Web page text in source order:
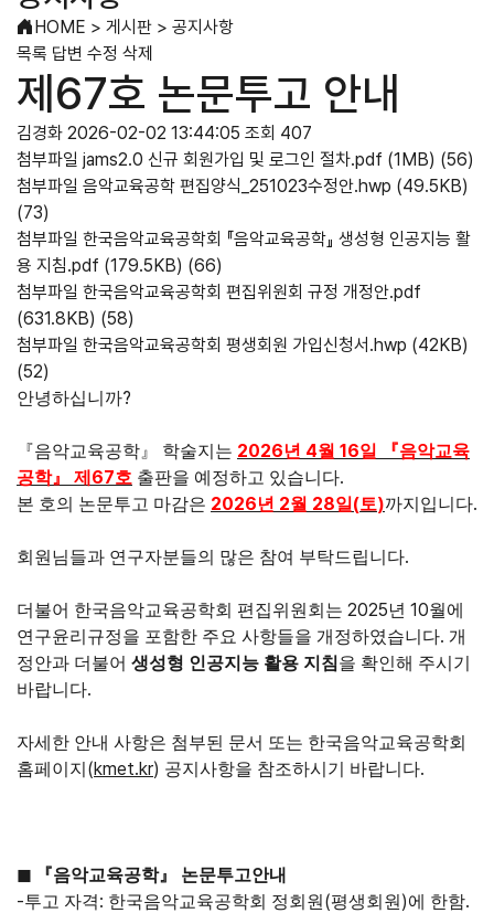
HOME > 게시판 > 공지사항
목록 답변 수정 삭제
제67호 논문투고 안내
김경화 2026-02-02 13:44:05 조회 407
첨부파일 jams2.0 신규 회원가입 및 로그인 절차.pdf (1MB) (56)
첨부파일 음악교육공학 편집양식_251023수정안.hwp (49.5KB)
(73)
첨부파일 한국음악교육공학회 『음악교육공학』 생성형 인공지능 활
용 지침.pdf (179.5KB) (66)
첨부파일 한국음악교육공학회 편집위원회 규정 개정안.pdf
(631.8KB) (58)
첨부파일 한국음악교육공학회 평생회원 가입신청서.hwp (42KB)
(52)
안녕하십니까?
『음악교육공학 』 학술지는 2026년 4월 16일 『음악교육
공학』 제 67호 출판을 예정하고 있습니다.
본 호의 논문투고 마감은 2026년 2월 28일 (토)까지입니다.
회원님들과 연구자분들의 많은 참여 부탁드립니다.
더불어 한국음악교육공학회 편집위원회는 2025년 10월에
연구윤리규정을 포함한 주요 사항들을 개정하였습니다. 개
정안과 더불어 생성형 인공지능 활용 지침을 확인해 주시기
바랍니다.
자세한 안내 사항은 첨부된 문서 또는 한국음악교육공학회
홈페이지 (kmet.kr) 공지사항을 참조하시기 바랍니다.
◼ 『음악교육공학』 논문투고안내
-투고 자격: 한국음악교육공학회 정회원 (평생회원 )에 한함.